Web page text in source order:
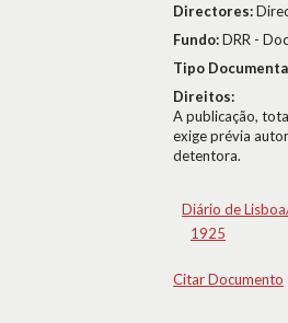
Directores:
Fundo:DRR -
Tipo
Direitos:
A publicação,
exige prévia
detentora.
Diário de
1925
Citar Documento